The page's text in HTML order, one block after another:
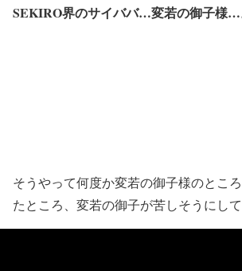
SEKIRO界のサイババ…変若の御子様…
そうやって何度か変若の御子様のとこ
たところ、変若の御子が苦しそうにして